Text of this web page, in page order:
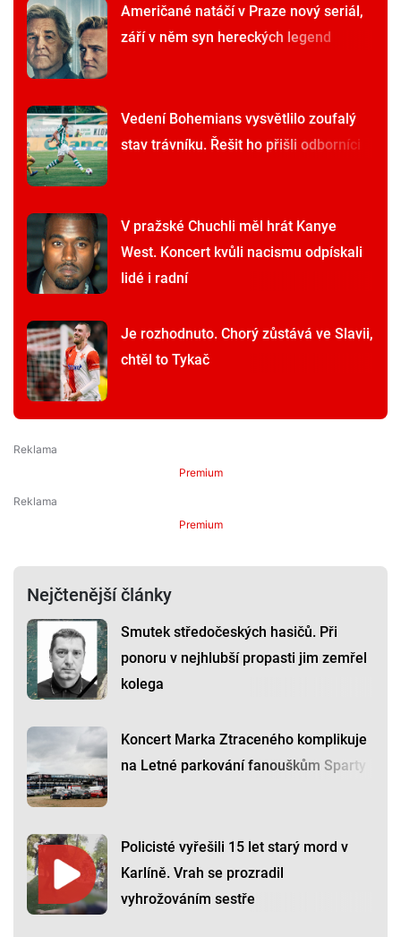
Američané natáčí v Praze nový seriál,
září v něm syn hereckých legend
Vedení Bohemians vysvětlilo zoufalý
stav trávníku. Řešit ho přišli odborníci
V pražské Chuchli měl hrát Kanye
West. Koncert kvůli nacismu odpískali
lidé i radní
Je rozhodnuto. Chorý zůstává ve Slavii,
chtěl to Tykač
Premium
Premium
Nejčtenější články
Smutek středočeských hasičů. Při
ponoru v nejhlubší propasti jim zemřel
kolega
Koncert Marka Ztraceného komplikuje
na Letné parkování fanouškům Sparty
Policisté vyřešili 15 let starý mord v
Karlíně. Vrah se prozradil
vyhrožováním sestře